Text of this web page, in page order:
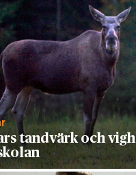
tandvärk och